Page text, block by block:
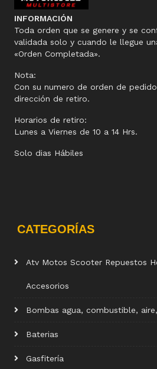
INFORMACIÓN
Toda orden que se genere y se
validada solo y cuando le llegue
«Orden Completada».
Nota:
Con su numero de orden de
dirección de retiro.
Horarios de retiro:
Lunes a Viernes de 10 a 14 Hrs.
Solo dias Hábiles
CATEGORÍAS
Atv Motos Scooter Repuestos
Accesorios
Bombas agua, combustible,
Baterias
Gasfitería